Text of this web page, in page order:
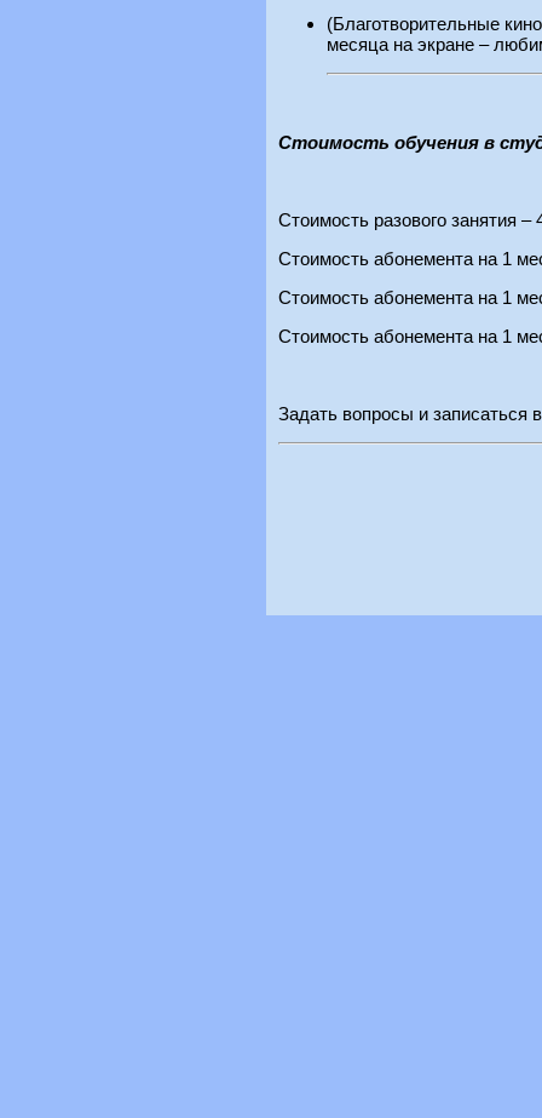
(Благотворительные
месяца на экране –
Стоимость обучения в
Стоимость разового занятия –
Стоимость абонемента на 1
Стоимость абонемента на 1
Стоимость абонемента на 1
Задать вопросы и записаться